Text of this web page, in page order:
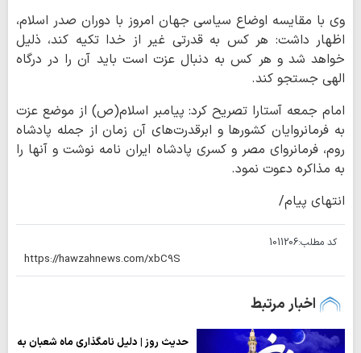
وی با مقایسه اوضاع سیاسی جهان امروز با دوران صدر اسلام،
اظهار داشت: هر کس به قدرتی غیر از خدا تکیه کند، ذلیل
خواهد شد و هر کس به دنبال عزت است باید آن را در درگاه
الهی جستجو کند.
امام جمعه آستارا تصریح کرد: پیامبر اسلام(ص) از موضع عزت
به فرمانروایان کشورها و ابرقدرت‌های آن زمان از جمله پادشاه
روم، فرمانروای مصر و کسری پادشاه ایران نامه نوشت و آنها را
به مذاکره دعوت نمود.
انتهای پیام/
کد مطلب:1011206
اخبار مرتبط
حدیث روز | دلیل نامگذاری ماه شعبان به